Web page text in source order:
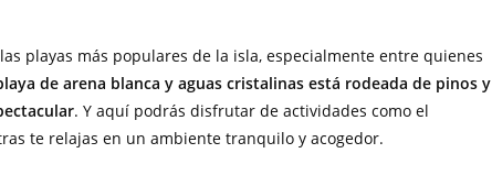
playas más populares de la isla, especialmente entre quienes
de arena blanca y aguas cristalinas está rodeada de pinos y
. Y aquí podrás disfrutar de actividades como el
te relajas en un ambiente tranquilo y acogedor.